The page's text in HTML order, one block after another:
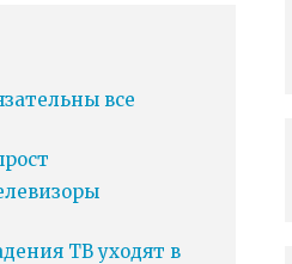
все
ТВ уходят в